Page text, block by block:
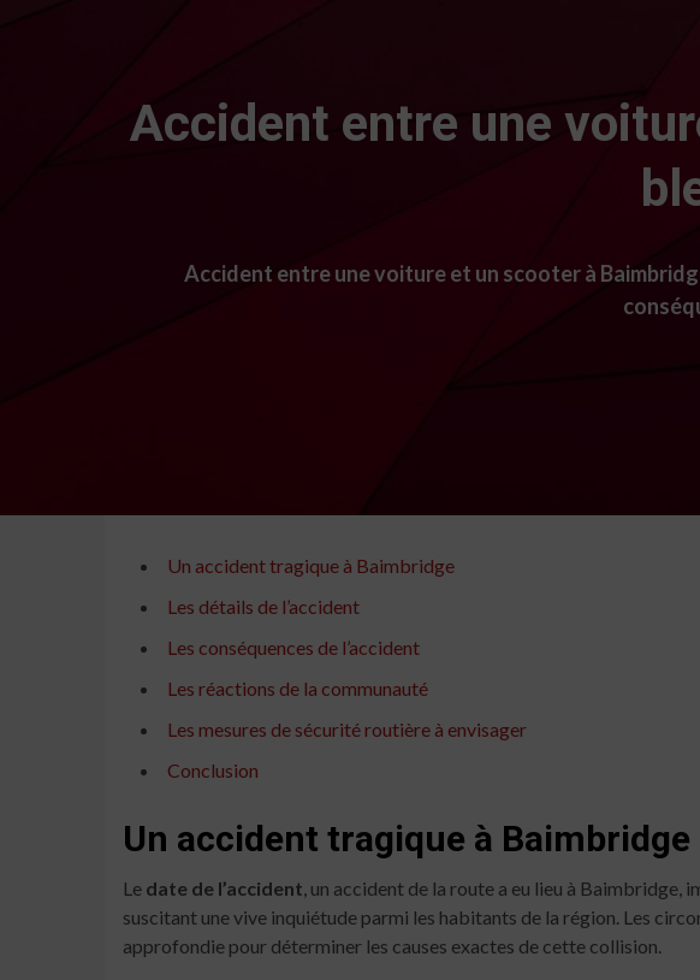
Accident entre une
Accident entre une voiture et un scooter à
Un accident tragique à Baimbridge
Les détails de l’accident
Les conséquences de l’accident
Les réactions de la communauté
Les mesures de sécurité routière à envisager
Conclusion
Un accident tragique à Baimbridge
Le date de l’accident , un accident de la route a eu lieu à Baimbridge,
suscitant une vive inquiétude parmi les habitants de la région. Les
approfondie pour déterminer les causes exactes de cette collision.